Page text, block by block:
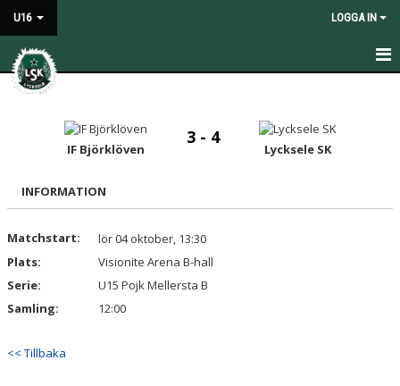
U16 LOGGA IN
HEM
MATCHER
TRUPPEN
BILDGALLERI
DOKUMENT
KONTAKT
IF Björklöven
3 - 4
Lycksele SK
INFORMATION
Matchstart:
lör 04 oktober, 13:30
Plats:
Visionite Arena B-hall
Serie:
U15 Pojk Mellersta B
Samling:
12:00
<< Tillbaka